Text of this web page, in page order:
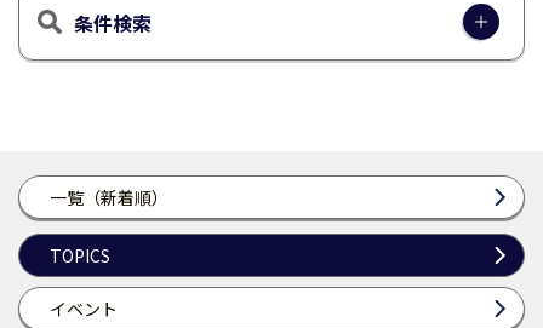
一覧（新着順）
TOPICS
イベント
条件検索